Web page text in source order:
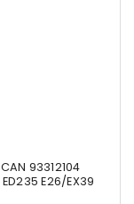
93312104
ED235 E26/EX39